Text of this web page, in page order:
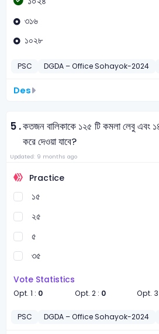
৩১৬
১০২৮
PSC DGDA – Office Sohayok-2024
Des
5 .কতজন বালিকাকে ১২৫ টি কমলা লেবু এবং
করে দেওয়া যাবে?
Updated: 9 months ago
Practice
১৫
২৫
৫
৩৫
Vote Statistics
Opt. 1 : 0 Opt. 2 : 0 Opt. 3
PSC DGDA – Office Sohayok-2024